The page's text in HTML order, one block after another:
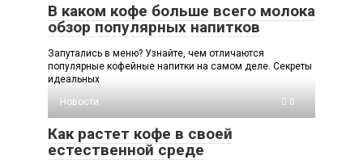
В каком кофе больше всего молока
обзор популярных напитков
Запутались в меню? Узнайте, чем отличаются
популярные кофейные напитки на самом деле. Секреты
идеальных
Новости
0
Как растет кофе в своей
естественной среде